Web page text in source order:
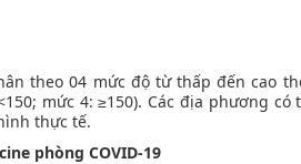
theo 04 mức độ từ thấp đến cao
mức 4: ≥150). Các địa phương
thực tế.
phòng COVID-19